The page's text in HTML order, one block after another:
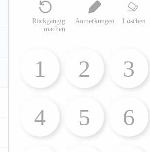
Rückgängig
machen
Anmerkungen Löschen
1 2
3
4
5
6